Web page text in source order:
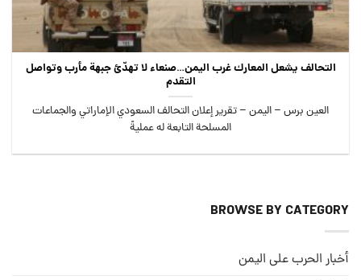
التحالف يشعل المعارك غرب اليمن…صنعاء لا تهدّئ جبهة مأرب وتواصل
التقدم
العين برس – اليمن – تقرير إعلان التحالف السعودي الإماراتي والجماعات
المسلحة التابعة له عمليةً
BROWSE BY CATEGORY
أخبار الحرب على اليمن